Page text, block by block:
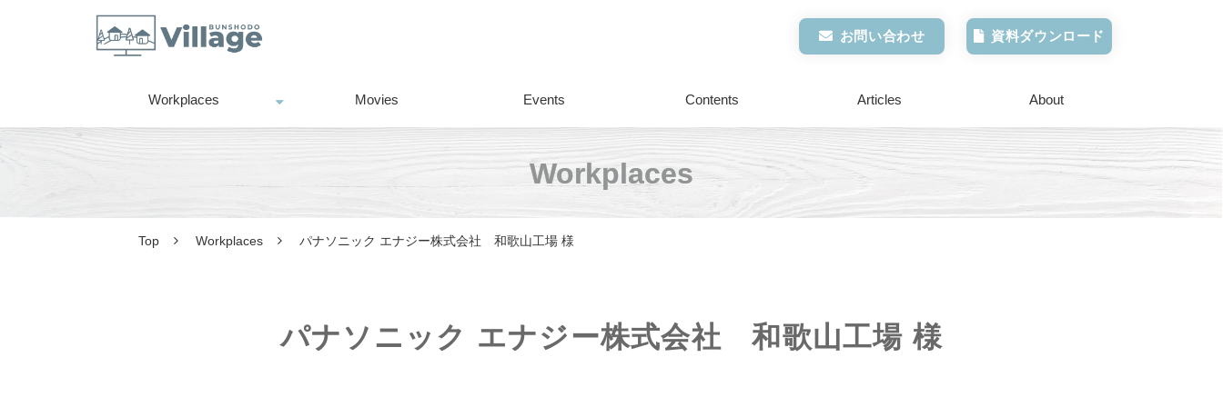
お問い合わせ 資料ダウンロード
Workplaces Movies Events Contents Articles About
Workplaces
Top Workplaces パナソニック エナジー株式会社 和歌山工場 様
パナソニック エナジー株式会社　和歌山工場 様